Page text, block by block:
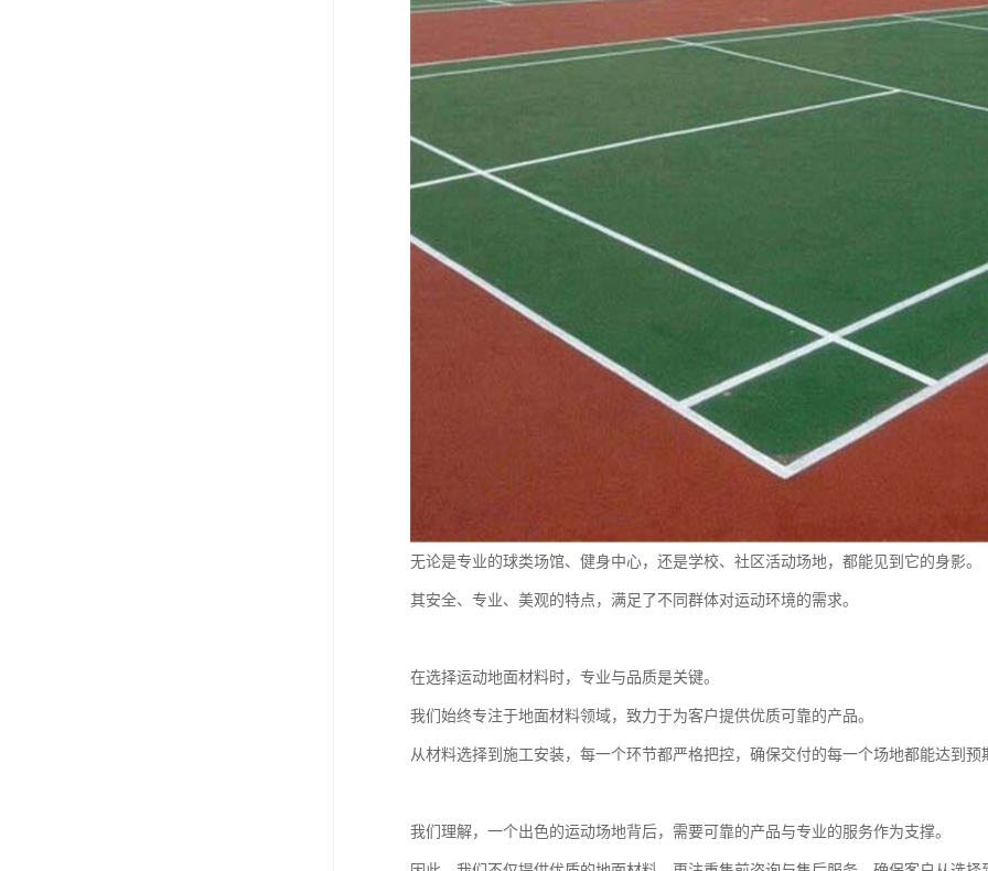
无论是专业的球类场馆、健身中心，还是学校、社区活动场地，都能见到它的身影。
其安全、专业、美观的特点，满足了不同群体对运动环境的需求。
在选择运动地面材料时，专业与品质是关键。
我们始终专注于地面材料领域，致力于为客户提供优质可靠的产品。
从材料选择到施工安装，每一个环节都严格把控，确保交付的每一个场地都能达到
我们理解，一个出色的运动场地背后，需要可靠的产品与专业的服务作为支撑。